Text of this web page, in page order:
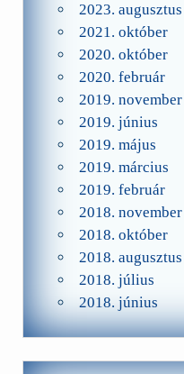
2023. augusztus
2021. október
2020. október
2020. február
2019. november
2019. június
2019. május
2019. március
2019. február
2018. november
2018. október
2018. augusztus
2018. július
2018. június